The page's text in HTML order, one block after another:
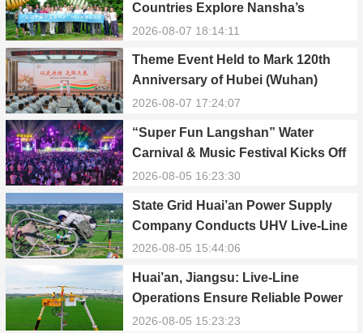
Countries Explore Nansha’s
Technology, Heritage, and Rural
2026-08-07 18:14:11
Theme Event Held to Mark 120th
Anniversary of Hubei (Wuhan)
Public Electric Utility
2026-08-07 17:24:07
“Super Fun Langshan” Water
Carnival & Music Festival Kicks Off
in Xinning, Hunan
2026-08-05 16:23:30
State Grid Huai’an Power Supply
Company Conducts UHV Live-Line
Maintenance to Safeguard Reliable
Season
2026-08-05 15:44:06
Huai’an, Jiangsu: Live-Line
Operations Ensure Reliable Power
Supply Amid Heatwave
2026-08-05 15:23:23